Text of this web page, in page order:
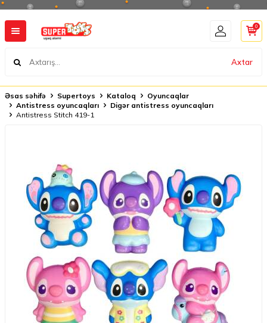
Axtar
0
Əsas səhifə Supertoys Kataloq
Oyuncaqlar
Antistress oyuncaqları
Digər antistress oyuncaqları
Antistress Stitch 419-1